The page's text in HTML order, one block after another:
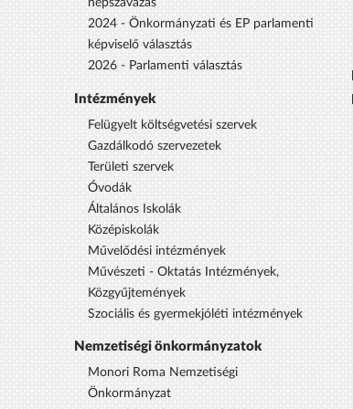
népszavazás
2024 - Önkormányzati és EP parlamenti
képviselő választás
2026 - Parlamenti választás
Intézmények
Felügyelt költségvetési szervek
Gazdálkodó szervezetek
Területi szervek
Óvodák
Általános Iskolák
Középiskolák
Művelődési intézmények
Művészeti - Oktatás Intézmények,
Közgyűjtemények
Szociális és gyermekjóléti intézmények
Nemzetiségi önkormányzatok
Monori Roma Nemzetiségi
Önkormányzat